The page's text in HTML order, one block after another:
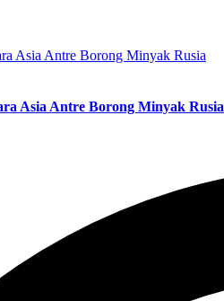
Asia Antre Borong Minyak Rusia